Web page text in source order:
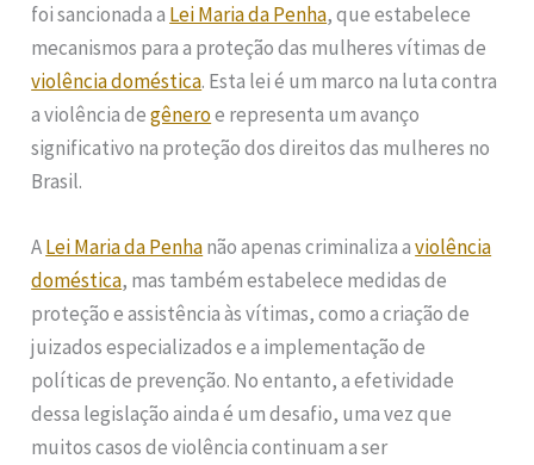
foi sancionada a Lei Maria da Penha, que estabelece
mecanismos para a proteção das mulheres vítimas de
violência doméstica. Esta lei é um marco na luta contra
a violência degêneroe representa um avanço
significativo na proteção dos direitos das mulheres no
Brasil.
ALei Maria da Penhanão apenas criminaliza aviolência
doméstica, mas também estabelece medidas de
proteção e assistência às vítimas, como a criação de
juizados especializados e a implementação de
políticas de prevenção. No entanto, a efetividade
dessa legislação ainda é um desafio, uma vez que
muitos casos de violência continuam a ser